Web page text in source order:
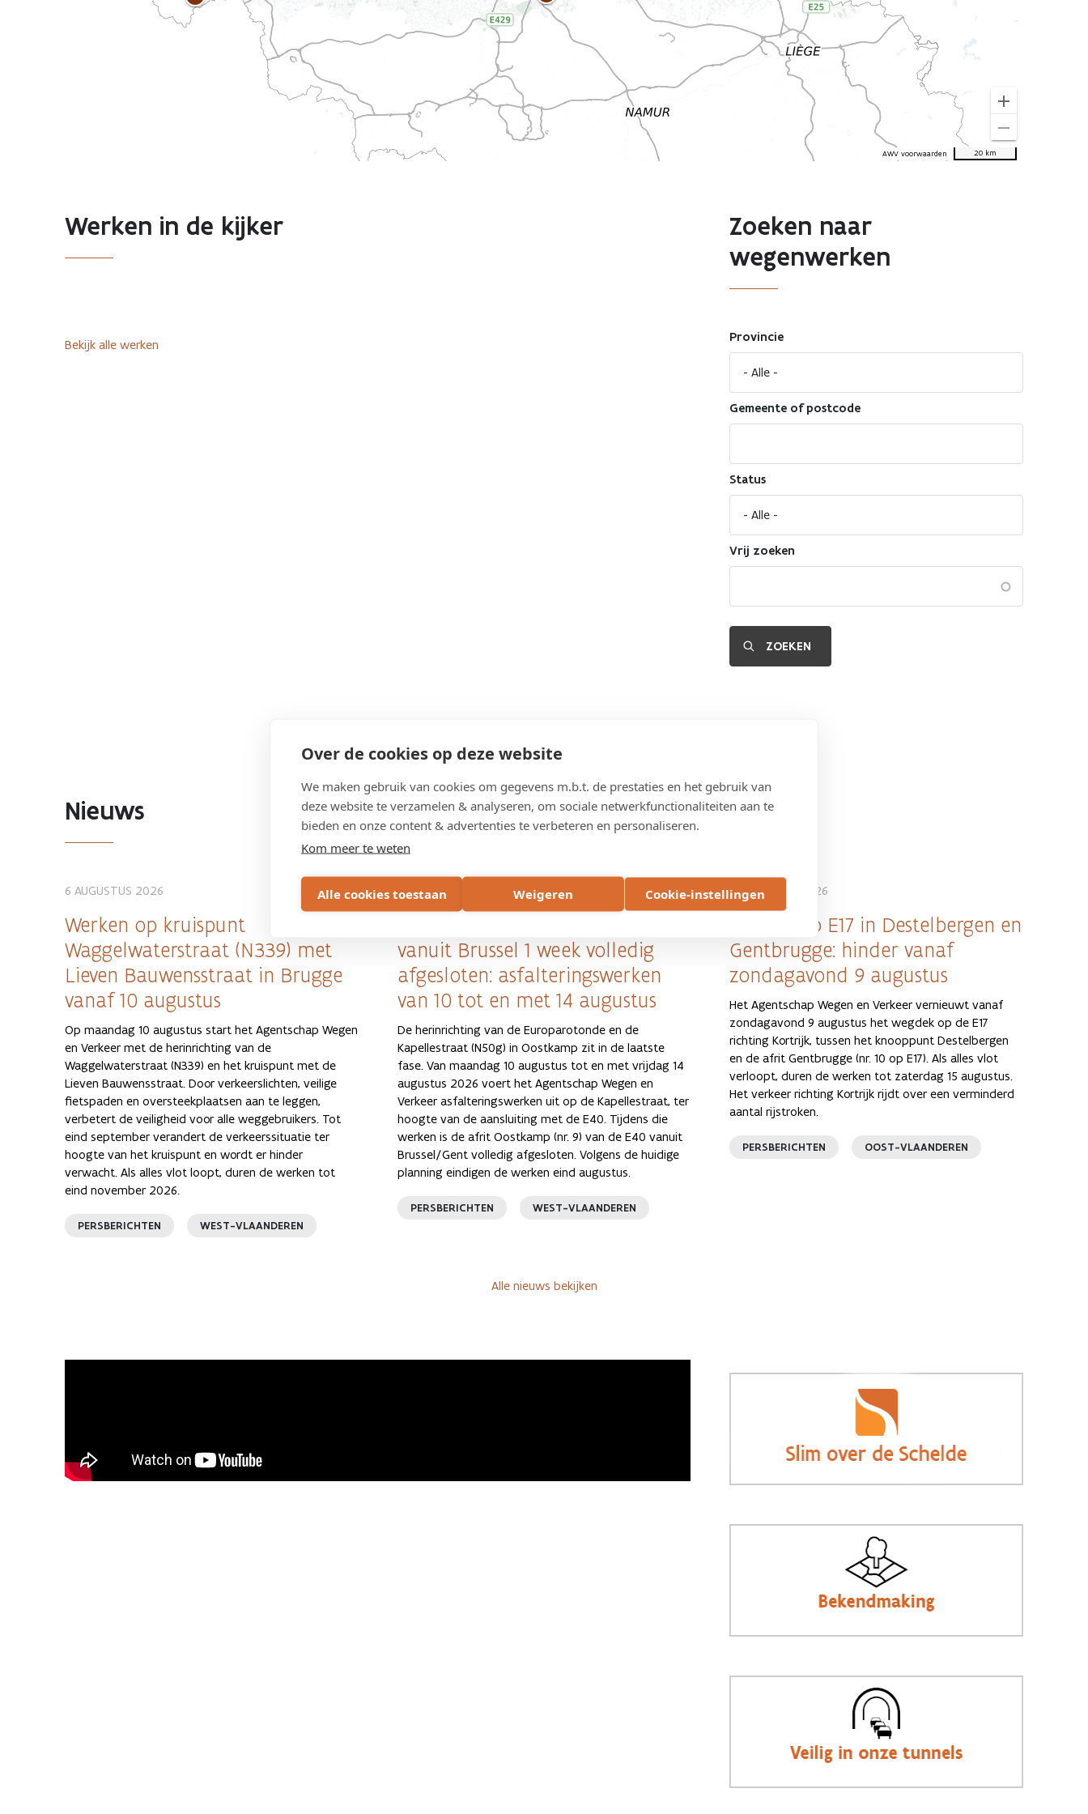
Over de cookies op deze website
We maken gebruik van cookies om gegevens m.b.t. de prestaties en het gebruik van
deze website te verzamelen & analyseren, om sociale netwerkfunctionaliteiten aan te
bieden en onze content & advertenties te verbeteren en personaliseren.
Kom meer te weten
Alle cookies toestaan Weigeren Cookie-instellingen
add
remove
AWV voorwaarden 20 km
Werken in de kijker
Bekijk alle werken
Zoeken naar
wegenwerken
Provincie
Gemeente of postcode
Status
Vrij zoeken
Nieuws
6 AUGUSTUS 2026
Werken op kruispunt
Waggelwaterstraat (N339) met
Lieven Bauwensstraat in Brugge
vanaf 10 augustus
Op maandag 10 augustus start het Agentschap Wegen
en Verkeer met de herinrichting van de
Waggelwaterstraat (N339) en het kruispunt met de
Lieven Bauwensstraat. Door verkeerslichten, veilige
fietspaden en oversteekplaatsen aan te leggen,
verbetert de veiligheid voor alle weggebruikers. Tot
eind september verandert de verkeerssituatie ter
hoogte van het kruispunt en wordt er hinder
verwacht. Als alles vlot loopt, duren de werken tot
eind november 2026.
PERSBERICHTEN WEST-VLAANDEREN
6 AUGUSTUS 2026
vanuit Brussel 1 week volledig
afgesloten: asfalteringswerken
van 10 tot en met 14 augustus
De herinrichting van de Europarotonde en de
Kapellestraat (N50g) in Oostkamp zit in de laatste
fase. Van maandag 10 augustus tot en met vrijdag 14
augustus 2026 voert het Agentschap Wegen en
Verkeer asfalteringswerken uit op de Kapellestraat, ter
hoogte van de aansluiting met de E40. Tijdens die
werken is de afrit Oostkamp (nr. 9) van de E40 vanuit
Brussel/Gent volledig afgesloten. Volgens de huidige
planning eindigen de werken eind augustus.
PERSBERICHTEN WEST-VLAANDEREN
6 AUGUSTUS 2026
Werken op E17 in Destelbergen en
Gentbrugge: hinder vanaf
zondagavond 9 augustus
Het Agentschap Wegen en Verkeer vernieuwt vanaf
zondagavond 9 augustus het wegdek op de E17
richting Kortrijk, tussen het knooppunt Destelbergen
en de afrit Gentbrugge (nr. 10 op E17). Als alles vlot
verloopt, duren de werken tot zaterdag 15 augustus.
Het verkeer richting Kortrijk rijdt over een verminderd
aantal rijstroken.
PERSBERICHTEN OOST-VLAANDEREN
Alle nieuws bekijken